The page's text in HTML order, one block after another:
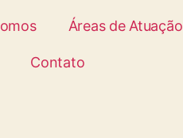
Áreas de Atuação
Contato